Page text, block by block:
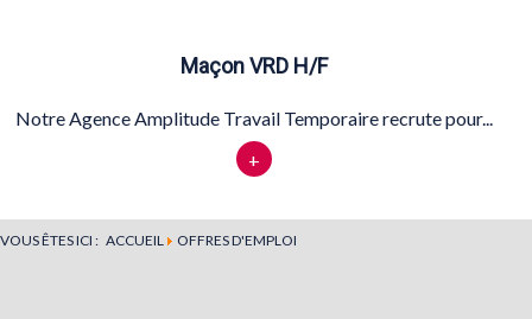
Maçon VRD H/F
Notre Agence Amplitude Travail Temporaire recrute pour...
+
VOUS ÊTES ICI : ACCUEIL OFFRES D'EMPLOI